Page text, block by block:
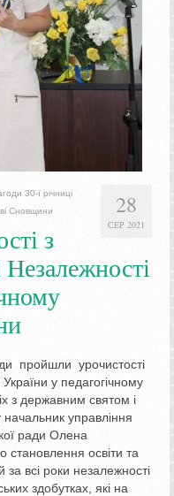
28
СЕР 2021
30-ї річниці
Сновщини
з
Незалежності
пройшли урочистості
у педагогічному
з державним святом і
управління
ради Олена
становлення освіти та
всі роки незалежності
здобутках, які на